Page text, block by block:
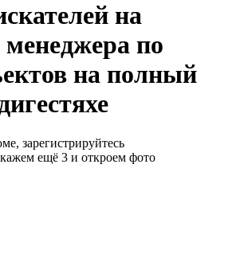
на
по
на полный
зарегистрируйтесь
ещё 3 и откроем фото